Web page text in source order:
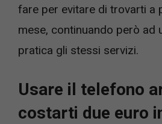
fare per evitare di trovarti a
mese, continuando però ad
pratica gli stessi servizi.
Usare il telefono
costarti due euro